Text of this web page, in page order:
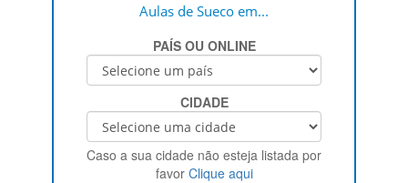
Aulas de Sueco em...
PAÍS OU ONLINE
CIDADE
Caso a sua cidade não esteja listada por
favor Clique aqui